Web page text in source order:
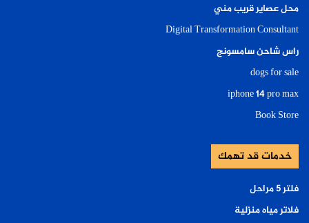
محل عصاير قريب مني
Digital Transformation Consultant
راس شاحن سامسونج
dogs for sale
iphone 14 pro max
Book Store
خدمات قد تهمك
فلتر ٥ مراحل
فلاتر مياه منزلية